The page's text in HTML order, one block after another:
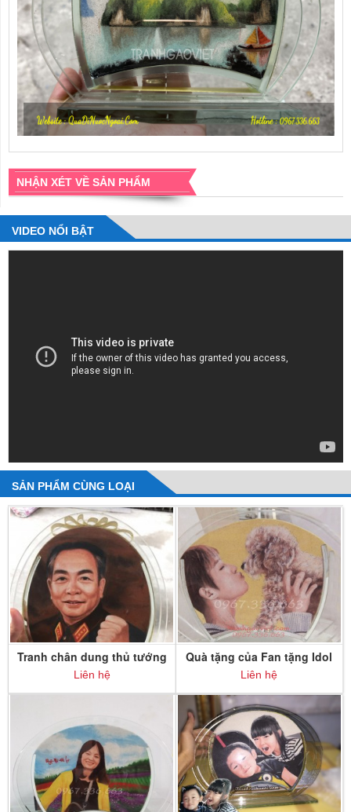
NHẬN XÉT VỀ SẢN PHẨM
VIDEO NỔI BẬT
SẢN PHẨM CÙNG LOẠI
Tranh chân dung thủ tướng
Võ Nguyên Giáp
Liên hệ
Quà tặng của Fan tặng Idol
Liên hệ